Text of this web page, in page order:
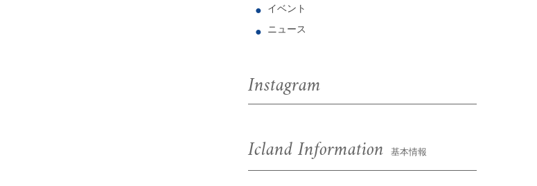
イベント
ニュース
Instagram
Icland Information 基本情報